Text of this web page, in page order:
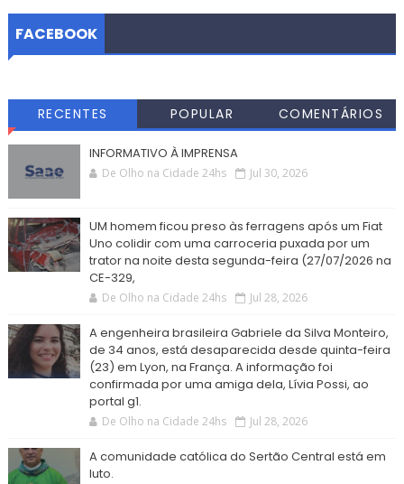
FACEBOOK
RECENTES POPULAR COMENTÁRIOS
INFORMATIVO À IMPRENSA
De Olho na Cidade 24hs Jul 30, 2026
UM homem ficou preso às ferragens após um Fiat
Uno colidir com uma carroceria puxada por um
trator na noite desta segunda-feira (27/07/2026 na
CE-329,
De Olho na Cidade 24hs Jul 28, 2026
A engenheira brasileira Gabriele da Silva Monteiro,
de 34 anos, está desaparecida desde quinta-feira
(23) em Lyon, na França. A informação foi
confirmada por uma amiga dela, Lívia Possi, ao
portal g1.
De Olho na Cidade 24hs Jul 28, 2026
A comunidade católica do Sertão Central está em
luto.